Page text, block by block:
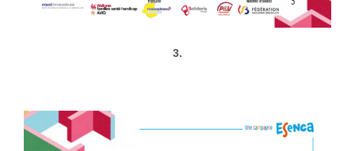
3.